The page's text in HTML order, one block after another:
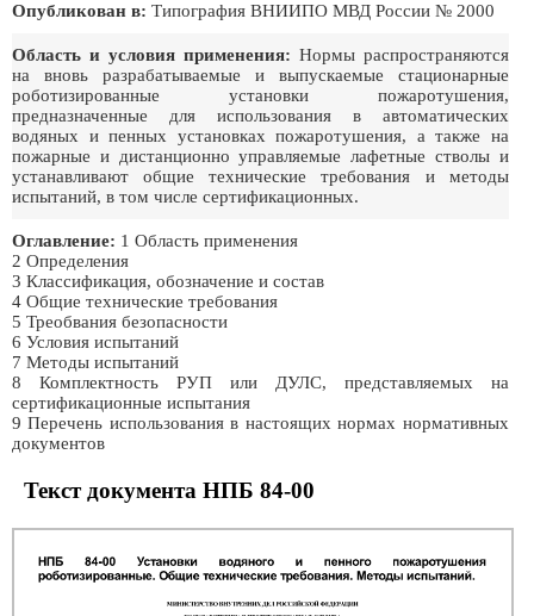
Опубликован в: Типография ВНИИПО МВД России № 2000
Область и условия применения: Нормы распространяются
на вновь разрабатываемые и выпускаемые стационарные
роботизированные установки пожаротушения,
предназначенные для использования в автоматических
водяных и пенных установках пожаротушения, а также на
пожарные и дистанционно управляемые лафетные стволы и
устанавливают общие технические требования и методы
испытаний, в том числе сертификационных.
Оглавление: 1 Область применения
2 Определения
3 Классификация, обозначение и состав
4 Общие технические требования
5 Треобвания безопасности
6 Условия испытаний
7 Методы испытаний
8 Комплектность РУП или ДУЛС, представляемых на
сертификационные испытания
9 Перечень использования в настоящих нормах нормативных
документов
Текст документа НПБ 84-00